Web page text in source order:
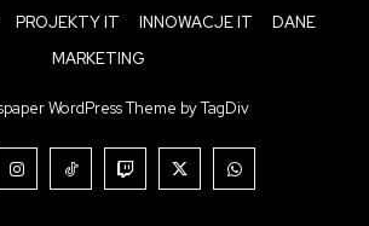
PROJEKTY IT INNOWACJE IT
DANE
MARKETING
WordPress Theme by TagDiv